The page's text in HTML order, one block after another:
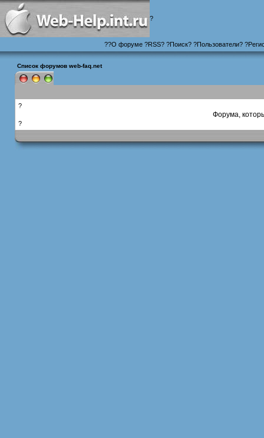
?
??О форуме?RSS? ?Поиск? ?Пользователи? ?
Список форумов web-faq.net
?
Форума,
?